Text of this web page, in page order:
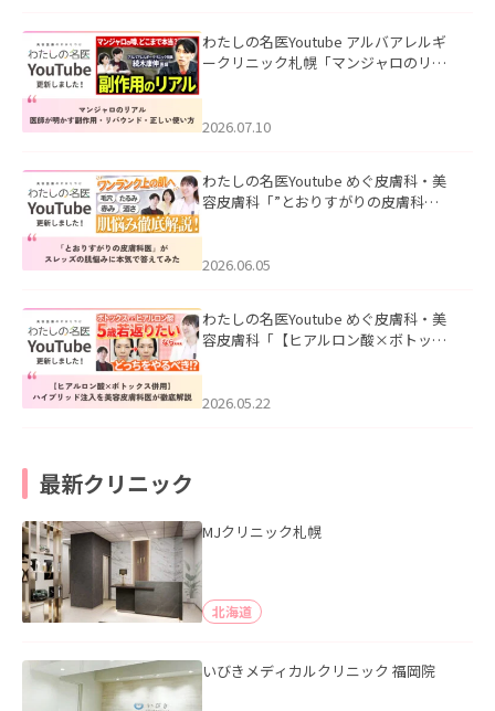
わたしの名医Youtube アルバアレルギ
ークリニック札幌「マンジャロのリア
た。
2026.07.10
わたしの名医Youtube めぐ皮膚科・美
容皮膚科「”とおりすがりの皮膚科
2026.06.05
わたしの名医Youtube めぐ皮膚科・美
容皮膚科「【ヒアルロン酸×ボトック
た。
2026.05.22
最新クリニック
MJクリニック札幌
北海道
いびきメディカルクリニック 福岡院